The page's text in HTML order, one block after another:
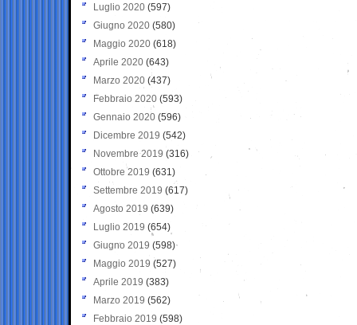
Luglio 2020 (597)
Giugno 2020 (580)
Maggio 2020 (618)
Aprile 2020 (643)
Marzo 2020 (437)
Febbraio 2020 (593)
Gennaio 2020 (596)
Dicembre 2019 (542)
Novembre 2019 (316)
Ottobre 2019 (631)
Settembre 2019 (617)
Agosto 2019 (639)
Luglio 2019 (654)
Giugno 2019 (598)
Maggio 2019 (527)
Aprile 2019 (383)
Marzo 2019 (562)
Febbraio 2019 (598)